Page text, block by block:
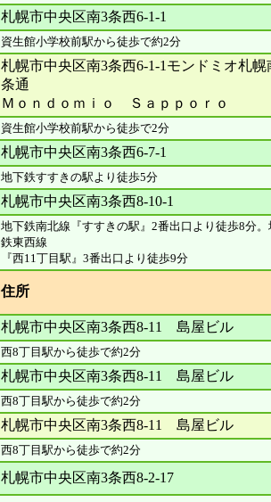
札幌市中央区南3条西6-1-1
資生館小学校前駅から徒歩で約2分
札幌市中央区南3条西6-1-1モンドミオ札幌
条通
Ｍｏｎｄｏｍｉｏ Ｓａｐｐｏｒｏ
資生館小学校前駅から徒歩で2分
札幌市中央区南3条西6-7-1
地下鉄すすきの駅より徒歩5分
札幌市中央区南3条西8-10-1
地下鉄南北線『すすきの駅』2番出口より徒歩8分。
鉄東西線
『西11丁目駅』3番出口より徒歩9分
住所
札幌市中央区南3条西8-11 島屋ビル
西8丁目駅から徒歩で約2分
札幌市中央区南3条西8-11 島屋ビル
西8丁目駅から徒歩で約2分
札幌市中央区南3条西8-11 島屋ビル
西8丁目駅から徒歩で約2分
札幌市中央区南3条西8-2-17